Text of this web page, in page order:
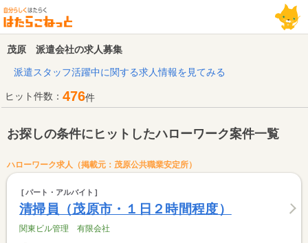
茂原 派遣会社の求人募集
派遣スタッフ活躍中に関する求人情報を見てみる
ヒット件数： 476件
お探しの条件にヒットしたハローワーク案件一覧
ハローワーク求人（掲載元：茂原公共職業安定所）
パート・アルバイト
清掃員（茂原市・１日２時間程度）
関東ビル管理 有限会社